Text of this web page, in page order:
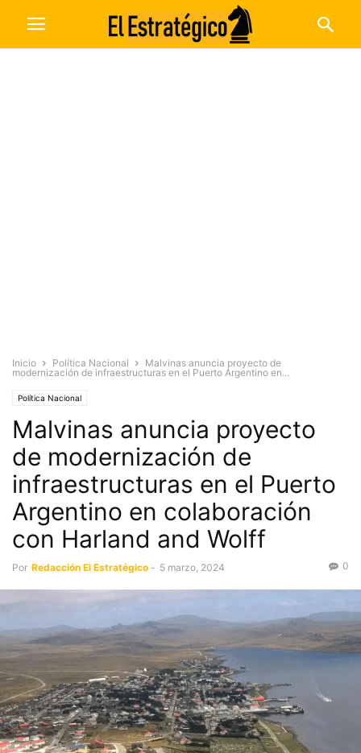
Inicio Política Nacional
Malvinas anuncia proyecto de
modernización de infraestructuras en el Puerto Argentino en...
Política Nacional
Malvinas anuncia proyecto
de modernización de
infraestructuras en el Puerto
Argentino en colaboración
con Harland and Wolff
Por Redacción El Estratégico - 5 marzo, 2024 0